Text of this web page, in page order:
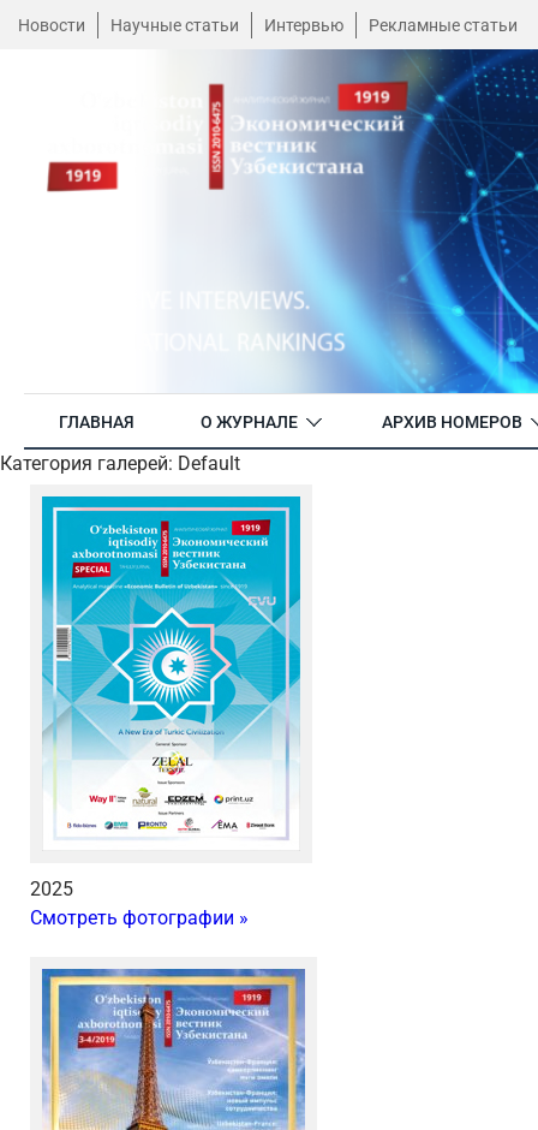
Новости Научные статьи Интервью Рекламные статьи
ГЛАВНАЯ О ЖУРНАЛЕ АРХИВ НОМЕРОВ
Категория галерей: Default
2025
Смотреть фотографии »